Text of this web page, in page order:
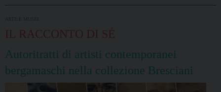
IL RACCONTO DI SÉ
Autoritratti di artisti contemporanei
bergamaschi nella collezione Bresciani